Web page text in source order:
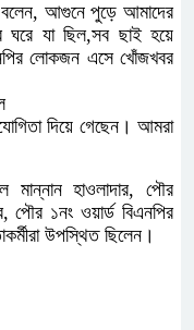
বলেন, আগুনে পুড়ে আমাদের
যা ছিল,সব ছাই হয়ে
লোকজন এসে খোঁজখবর
দিয়ে গেছেন। আমরা
হাওলাদার, পৌর
পৌর ১নং ওয়ার্ড বিএনপির
উপস্থিত ছিলেন।